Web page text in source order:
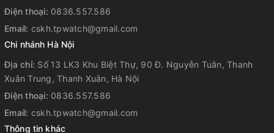
Thiết kế đặc biệt: Lộ máy mặt sau
Nơi lắp ráp:
Nhật - Trung Quốc - Thái Lan
(Tùy lô)
Điện thoại: 0836.557.586
Email: cskh.tpwatch@gmail.com
Chi nhánh Hà Nội
Địa chỉ: Số 13 LK3 Khu Biệt Thự, 90 Đ. Nguyễn Tuân, Thanh
Xuân Trung, Thanh Xuân, Hà Nội
Điện thoại: 0836.557.586
Email: cskh.tpwatch@gmail.com
Thông tin khác